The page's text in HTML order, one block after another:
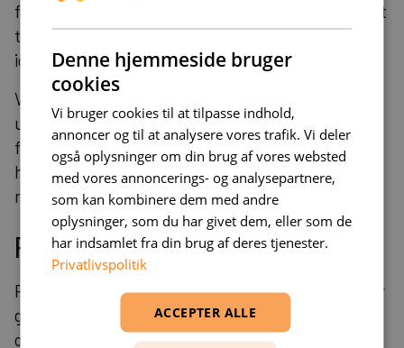
følger en struktureret roadmap fra proof-of-concept
til fuld produktionsdrift. Første fase fokuserer på at
identificere og validere de mest lovende use cases.
Vi kan indgå som en ekstra hånd i jeres
udviklingsteam – eller tage ansvar for hele projekter
fra idé til levering. Dette sikrer kontinuitet gennem
hele implementeringsprocessen og reducerer
risikoen for teknisk gæld.
Pilot & scope
Pilotprojekter bør have et klart afgrænset scope, der
gør det muligt at måle effekt og ROI inden for en
overskuelig tidsramme. Direkte samarbejde med
Denne hjemmeside bruger
cookies
Vi bruger cookies til at tilpasse indhold,
annoncer og til at analysere vores trafik. Vi deler
også oplysninger om din brug af vores websted
med vores annoncerings- og analysepartnere,
som kan kombinere dem med andre
oplysninger, som du har givet dem, eller som de
har indsamlet fra din brug af deres tjenester.
Privatlivspolitik
ACCEPTER ALLE